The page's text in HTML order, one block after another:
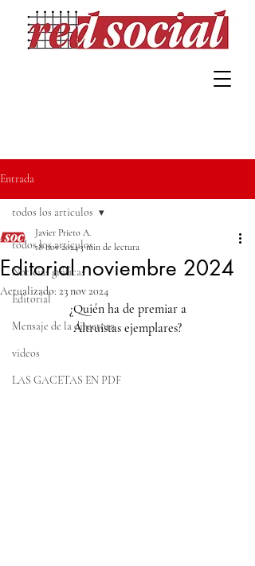
Entrada
todos los articulos
Noticias gráficas
Editorial
Mensaje de la directora
videos
LAS GACETAS EN PDF
todos los articulos
Editorial noviembre 2024
Javier Prieto A.
18 nov 20243 min de lectura
Actualizado: 23 nov 2024
¿Quién ha de premiar a
Altruistas ejemplares?